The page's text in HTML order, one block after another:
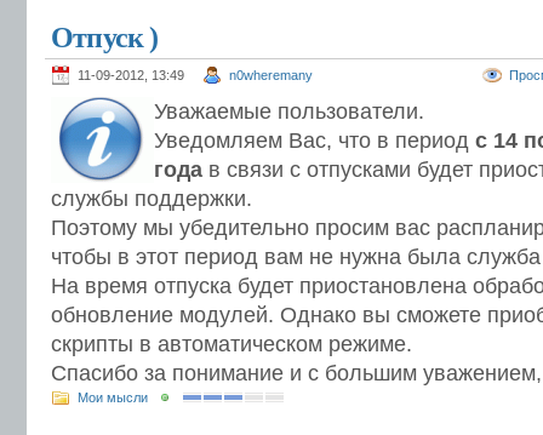
Отпуск )
11-09-2012, 13:49 n0wheremany
Уважаемые пользователи.
Уведомляем Вас, что в период с 14
года в связи с отпусками будет
службы поддержки.
Поэтому мы убедительно просим вас
чтобы в этот период вам не нужна была
На время отпуска будет приостановлена
обновление модулей. Однако вы сможете
скрипты в автоматическом режиме.
Спасибо за понимание и с большим
Мои мысли